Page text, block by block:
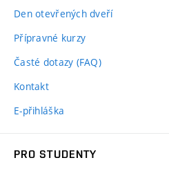
Den otevřených dveří
Přípravné kurzy
Časté dotazy (FAQ)
Kontakt
E-přihláška
PRO STUDENTY